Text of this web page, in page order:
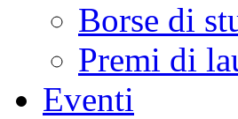
Borse di
Premi di
Eventi